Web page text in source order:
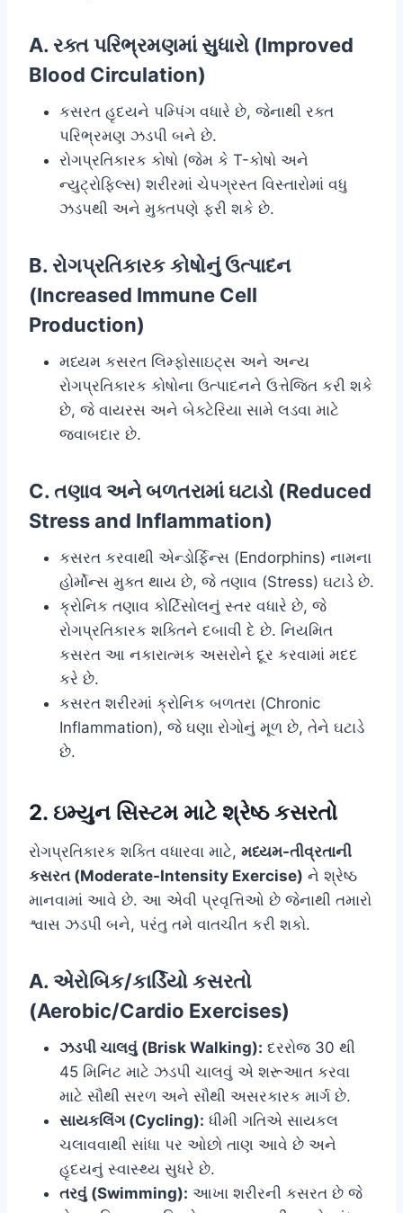
A. રક્ત પરિભ્રમણમાં સુધારો (Improved
Blood Circulation)
કસરત હૃદયને પમ્પિંગ વધારે છે, જેનાથી રક્ત
પરિભ્રમણ ઝડપી બને છે.
રોગપ્રતિકારક કોષો (જેમ કે T-કોષો અને
ન્યુટ્રોફિલ્સ) શરીરમાં ચેપગ્રસ્ત વિસ્તારોમાં વધુ
ઝડપથી અને મુક્તપણે ફરી શકે છે.
B. રોગપ્રતિકારક કોષોનું ઉત્પાદન
(Increased Immune Cell
Production)
મધ્યમ કસરત લિમ્ફોસાઇટ્સ અને અન્ય
રોગપ્રતિકારક કોષોના ઉત્પાદનને ઉત્તેજિત કરી શકે
છે, જે વાયરસ અને બેક્ટેરિયા સામે લડવા માટે
જવાબદાર છે.
C. તણાવ અને બળતરામાં ઘટાડો (Reduced
Stress and Inflammation)
કસરત કરવાથી એન્ડોર્ફિન્સ (Endorphins) નામના
હોર્મોન્સ મુક્ત થાય છે, જે તણાવ (Stress) ઘટાડે છે.
ક્રોનિક તણાવ કોર્ટિસોલનું સ્તર વધારે છે, જે
રોગપ્રતિકારક શક્તિને દબાવી દે છે. નિયમિત
કસરત આ નકારાત્મક અસરોને દૂર કરવામાં મદદ
કરે છે.
કસરત શરીરમાં ક્રોનિક બળતરા (Chronic
Inflammation), જે ઘણા રોગોનું મૂળ છે, તેને ઘટાડે
છે.
2. ઇમ્યુન સિસ્ટમ માટે શ્રેષ્ઠ કસરતો
રોગપ્રતિકારક શક્તિ વધારવા માટે, મધ્યમ-તીવ્રતાની
કસરત (Moderate-Intensity Exercise) ને શ્રેષ્ઠ
માનવામાં આવે છે. આ એવી પ્રવૃત્તિઓ છે જેનાથી તમારો
શ્વાસ ઝડપી બને, પરંતુ તમે વાતચીત કરી શકો.
A. એરોબિક/કાર્ડિયો કસરતો
(Aerobic/Cardio Exercises)
ઝડપી ચાલવું (Brisk Walking): દરરોજ 30 થી
45 મિનિટ માટે ઝડપી ચાલવું એ શરૂઆત કરવા
માટે સૌથી સરળ અને સૌથી અસરકારક માર્ગ છે.
સાયકલિંગ (Cycling): ધીમી ગતિએ સાયકલ
ચલાવવાથી સાંધા પર ઓછો તાણ આવે છે અને
હૃદયનું સ્વાસ્થ્ય સુધરે છે.
તરવું (Swimming): આખા શરીરની કસરત છે જે